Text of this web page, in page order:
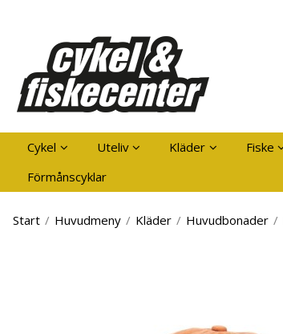
Cykel Uteliv Kläder Fiske
Förmånscyklar
Start / Huvudmeny / Kläder / Huvudbonader /